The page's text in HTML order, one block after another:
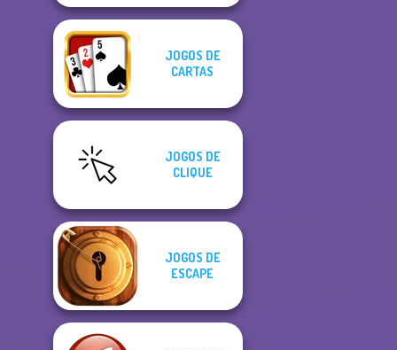
JOGOS DE
CARTAS
JOGOS DE
CLIQUE
JOGOS DE
ESCAPE